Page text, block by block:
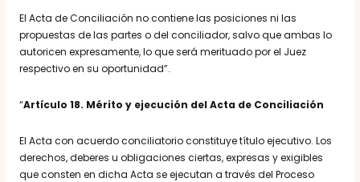
El Acta de Conciliación no contiene las posiciones ni las
propuestas de las partes o del conciliador, salvo que ambas lo
autoricen expresamente, lo que será merituado por el Juez
respectivo en su oportunidad”.
“Artículo 18. Mérito y ejecución del Acta de Conciliación
El Acta con acuerdo conciliatorio constituye título ejecutivo. Los
derechos, deberes u obligaciones ciertas, expresas y exigibles
que consten en dicha Acta se ejecutan a través del Proceso